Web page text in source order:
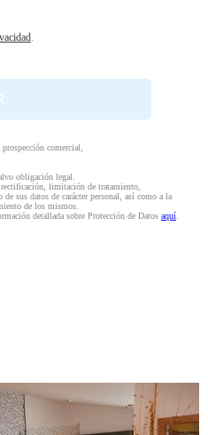
.
comercial,
obligación legal.
rectificación, limitación de tratamiento,
sus datos de carácter personal, así como a la
de los mismos.
detallada sobre Protección de Datos aquí.